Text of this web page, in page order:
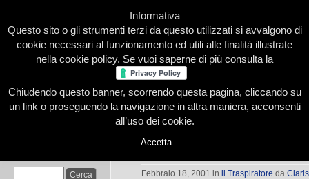
Home Presentazione Redazione Le nostre firme
Fernando Botero
Febbraio 18, 2001 in il Traspiratore da Claris
Informativa
Questo sito o gli strumenti terzi da questo utilizzati si avvalgono di
cookie necessari al funzionamento ed utili alle finalità illustrate
nella cookie policy. Se vuoi saperne di più consulta la
Chiudendo questo banner, scorrendo questa pagina, cliccando su
un link o proseguendo la navigazione in altra maniera, acconsenti
all’uso dei cookie.
Accetta